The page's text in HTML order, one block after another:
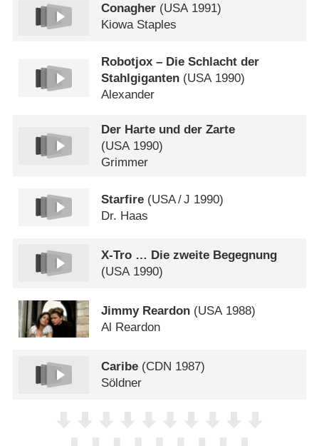
Conagher (USA1991)
Kiowa Staples
Robotjox – Die Schlacht der
Stahlgiganten (USA1990)
Alexander
Der Harte und der Zarte
(USA 1990)
Grimmer
Starfire (USA/J 1990)
Dr. Haas
X-Tro … Die zweite Begegnung
(USA 1990)
Jimmy Reardon (USA1988)
Al Reardon
Caribe (CDN 1987)
Söldner